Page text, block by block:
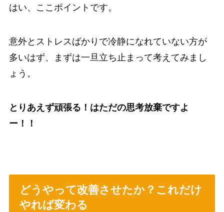
はい、ここポイントです。
意外とストレスばかりで冷静になれていない方が
多いはず、まずは一旦立ち止まって考えてみまし
ょう。
とりあえず頑張る！はただの思考放棄ですよ
ー！！
どうやって改善させたか？これだけ
やれば変わる